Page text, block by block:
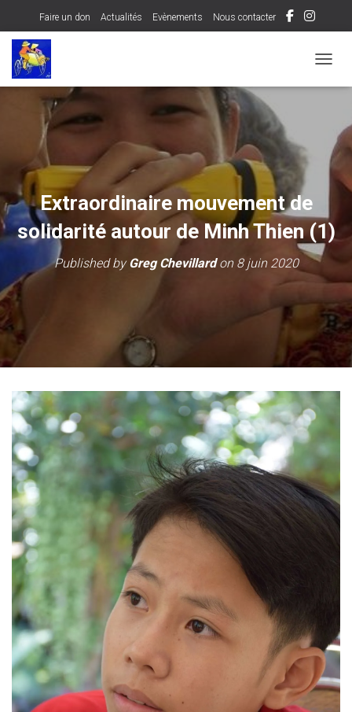
Faire un don Actualités Evènements Nous contacter
Extraordinaire mouvement de
solidarité autour de Minh Thien (1)
Published byGreg Chevillardon 8 juin 2020